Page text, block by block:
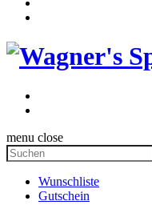
menu close
Wunschliste
Gutschein